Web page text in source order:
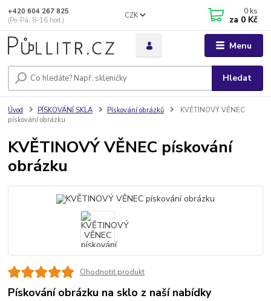
Menu
CZK
Hledat
+420 604 267 825
(Po-Pá, 8-16 hod.)
0 ks
za 0 Kč
Úvod PÍSKOVÁNÍ SKLA Pískování obrázků
KVĚTINOVÝ VĚNEC
pískování obrázku
KVĚTINOVÝ VĚNEC pískování
obrázku
Ohodnotit produkt
Pískování obrázku na sklo z naší nabídky